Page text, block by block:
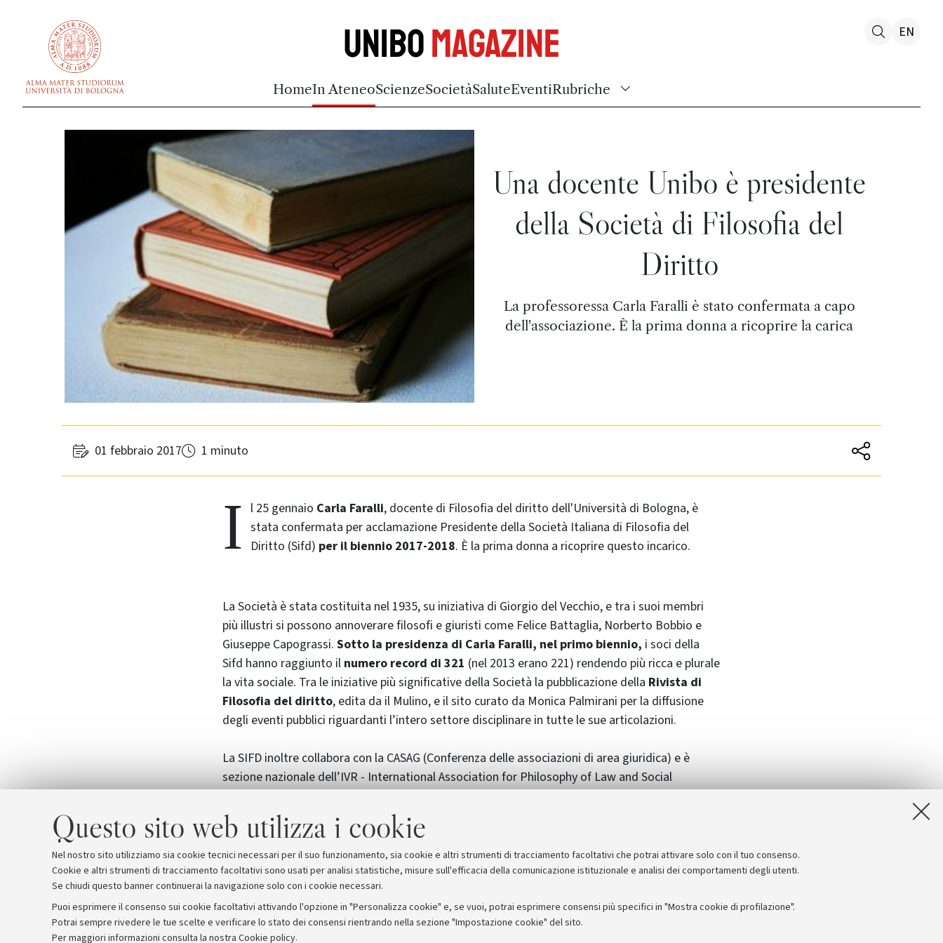
Questo sito web utilizza i cookie
Nel nostro sito utilizziamo sia cookie tecnici necessari per il suo funzionamento, sia cookie e altri strumenti di tracciamento facoltativi che potrai attivare solo con il tuo consenso.
Cookie e altri strumenti di tracciamento facoltativi sono usati per analisi statistiche, misure sull'efficacia della comunicazione istituzionale e analisi dei comportamenti degli utenti.
Se chiudi questo banner continuerai la navigazione solo con i cookie necessari.
Puoi esprimere il consenso sui cookie facoltativi attivando l'opzione in "Personalizza cookie" e, se vuoi, potrai esprimere consensi più specifici in "Mostra cookie di profilazione".
Potrai sempre rivedere le tue scelte e verificare lo stato dei consensi rientrando nella sezione "Impostazione cookie" del sito.
Per maggiori informazioni consulta la nostra Cookie policy.
UniboMagazine
HomeIn AteneoScienzeSocietàSaluteEventiRubriche
EN
Una docente Unibo è presidente
della Società di Filosofia del
Diritto
La professoressa Carla Faralli è stato confermata a capo
dell'associazione. È la prima donna a ricoprire la carica
01 febbraio 2017 1 minuto
I l 25 gennaio Carla Faralli, docente di Filosofia del diritto dell'Università di Bologna, è
stata confermata per acclamazione Presidente della Società Italiana di Filosofia del
Diritto (Sifd) per il biennio 2017-2018. È la prima donna a ricoprire questo incarico.
La Società è stata costituita nel 1935, su iniziativa di Giorgio del Vecchio, e tra i suoi membri
più illustri si possono annoverare filosofi e giuristi come Felice Battaglia, Norberto Bobbio e
Giuseppe Capograssi. Sotto la presidenza di Carla Faralli, nel primo biennio, i soci della
Sifd hanno raggiunto il numero record di 321 (nel 2013 erano 221) rendendo più ricca e plurale
la vita sociale. Tra le iniziative più significative della Società la pubblicazione della Rivista di
Filosofia del diritto, edita da il Mulino, e il sito curato da Monica Palmirani per la diffusione
degli eventi pubblici riguardanti l’intero settore disciplinare in tutte le sue articolazioni.
La SIFD inoltre collabora con la CASAG (Conferenza delle associazioni di area giuridica) e è
sezione nazionale dell’IVR - International Association for Philosophy of Law and Social
stata confermata Segretaria della SIFD.
Archivio Comunicati stampa Redazione Rassegna stampa